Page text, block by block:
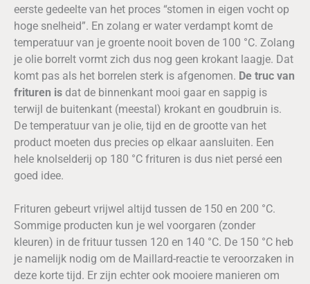
eerste gedeelte van het proces “stomen in eigen vocht op
hoge snelheid”. En zolang er water verdampt komt de
temperatuur van je groente nooit boven de 100 °C. Zolang
je olie borrelt vormt zich dus nog geen krokant laagje. Dat
komt pas als het borrelen sterk is afgenomen. De truc van
frituren is dat de binnenkant mooi gaar en sappig is
terwijl de buitenkant (meestal) krokant en goudbruin is.
De temperatuur van je olie, tijd en de grootte van het
product moeten dus precies op elkaar aansluiten. Een
hele knolselderij op 180 °C frituren is dus niet persé een
goed idee.
Frituren gebeurt vrijwel altijd tussen de 150 en 200 °C.
Sommige producten kun je wel voorgaren (zonder
kleuren) in de frituur tussen 120 en 140 °C. De 150 °C heb
je namelijk nodig om de Maillard-reactie te veroorzaken in
deze korte tijd. Er zijn echter ook mooiere manieren om